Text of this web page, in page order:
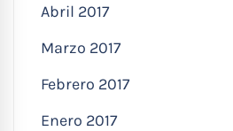
Abril 2017
Marzo 2017
Febrero 2017
Enero 2017